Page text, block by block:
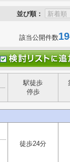
並び順：
該当公開件数19
駅徒歩
停歩
徒歩24分